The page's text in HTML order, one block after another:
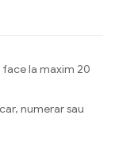
face la maxim 20
numerar sau